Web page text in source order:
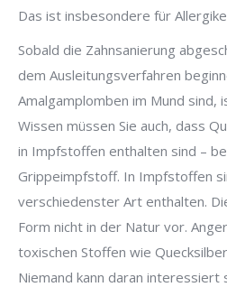
Das ist insbesondere für
Sobald die Zahnsanierung
dem Ausleitungsverfahren
Amalgamplomben im Mund sind,
Wissen müssen Sie auch, dass
in Impfstoffen enthalten sind –
Grippeimpfstoff. In Impfstoffen
verschiedenster Art enthalten.
Form nicht in der Natur vor.
toxischen Stoffen wie
Niemand kann daran interessiert